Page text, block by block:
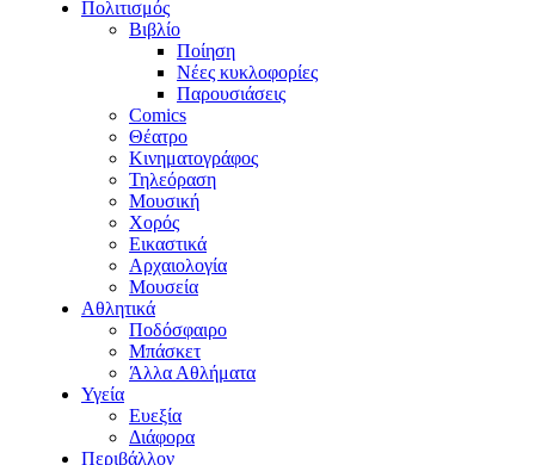
Πολιτισμός
Βιβλίο
Ποίηση
Νέες κυκλοφορίες
Παρουσιάσεις
Comics
Θέατρο
Κινηματογράφος
Τηλεόραση
Μουσική
Χορός
Εικαστικά
Αρχαιολογία
Μουσεία
Αθλητικά
Ποδόσφαιρο
Μπάσκετ
Άλλα Αθλήματα
Υγεία
Ευεξία
Διάφορα
Περιβάλλον